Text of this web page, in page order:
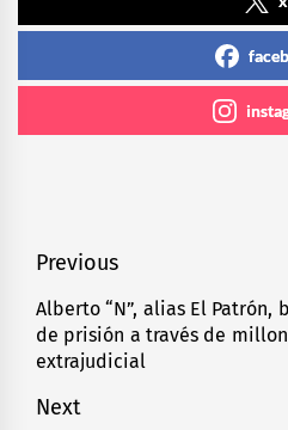
Navegación
de
entradas
Previous
Previous
post:
Alberto “N”, alias El
de prisión a través de
extrajudicial
Next